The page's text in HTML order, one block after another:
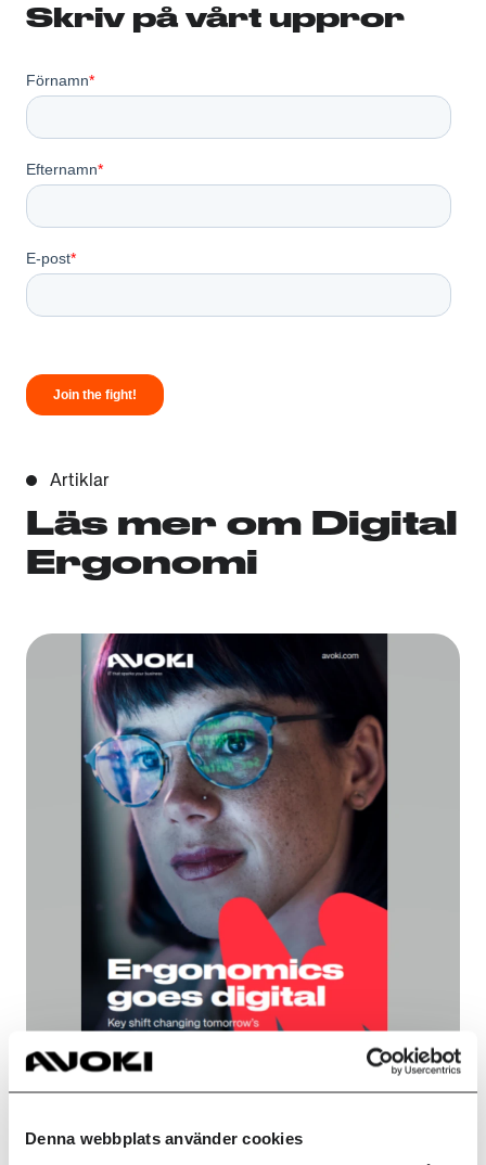
Denna webbplats använder cookies
Skriv på vårt uppror
Artiklar
Läs mer om Digital
Ergonomi
16 APR. 2024